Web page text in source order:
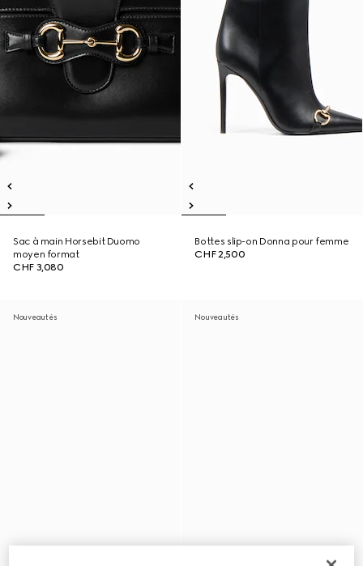
Sac à main Horsebit Duomo
moyen format
CHF 3,080
Bottes slip-on Donna pour femme
CHF 2,500
Nouveautés Nouveautés